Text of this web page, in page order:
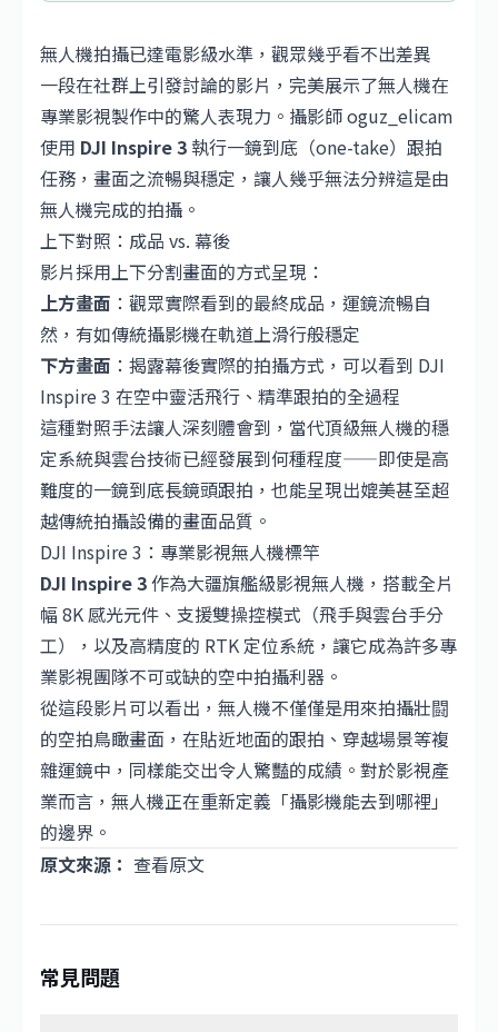
無人機拍攝已達電影級水準，觀眾幾乎看不出差異
一段在社群上引發討論的影片，完美展示了無人機在
專業影視製作中的驚人表現力。攝影師 oguz_elicam
使用 DJI Inspire 3執行一鏡到底（one-take）跟拍
任務，畫面之流暢與穩定，讓人幾乎無法分辨這是由
無人機完成的拍攝。
上下對照：成品 vs. 幕後
影片採用上下分割畫面的方式呈現：
上方畫面 ：觀眾實際看到的最終成品，運鏡流暢自
然，有如傳統攝影機在軌道上滑行般穩定
下方畫面 ：揭露幕後實際的拍攝方式，可以看到 DJI
Inspire 3 在空中靈活飛行、精準跟拍的全過程
這種對照手法讓人深刻體會到，當代頂級無人機的穩
定系統與雲台技術已經發展到何種程度——即使是高
難度的一鏡到底長鏡頭跟拍，也能呈現出媲美甚至超
越傳統拍攝設備的畫面品質。
DJI Inspire 3：專業影視無人機標竿
DJI Inspire 3作為大疆旗艦級影視無人機，搭載全片
幅 8K 感光元件、支援雙操控模式（飛手與雲台手分
工），以及高精度的 RTK 定位系統，讓它成為許多專
業影視團隊不可或缺的空中拍攝利器。
從這段影片可以看出，無人機不僅僅是用來拍攝壯闘
的空拍鳥瞰畫面，在貼近地面的跟拍、穿越場景等複
雜運鏡中，同樣能交出令人驚豔的成績。對於影視產
業而言，無人機正在重新定義「攝影機能去到哪裡」
的邊界。
原文來源： 查看原文
常見問題